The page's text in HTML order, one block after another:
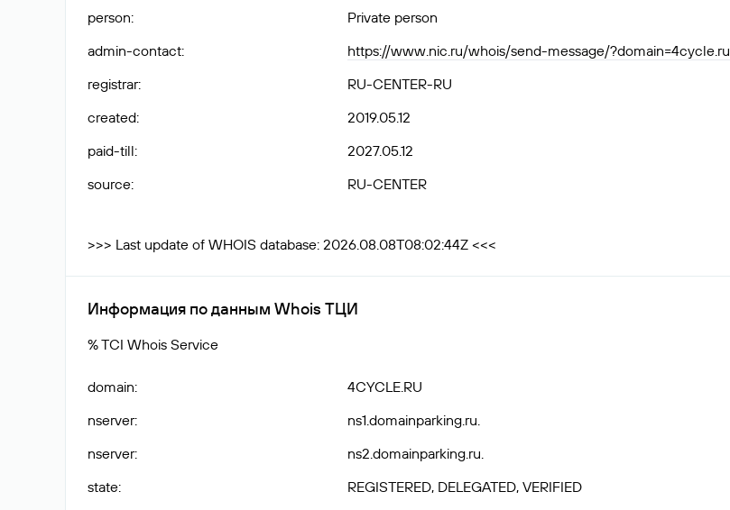
person:
Private person
admin-contact:
https://www.nic.ru/whois/send-message/?domain=4cycle.ru
registrar:
RU-CENTER-RU
created:
2019.05.12
paid-till:
2027.05.12
source: RU-CENTER
>>> Last update of WHOIS database: 2026.08.08T08:02:44Z <<<
Информация по данным Whois ТЦИ
% TCI Whois Service
domain:
4CYCLE.RU
nserver:
ns1.domainparking.ru.
nserver:
ns2.domainparking.ru.
state:
REGISTERED, DELEGATED, VERIFIED